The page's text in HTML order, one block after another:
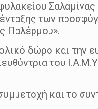
των
Παλέρμου».
δώρο και την
του
και το